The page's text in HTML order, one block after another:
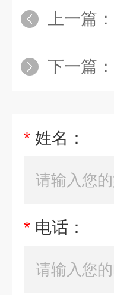
上一篇：
下一篇：
* 姓名：
* 电话：